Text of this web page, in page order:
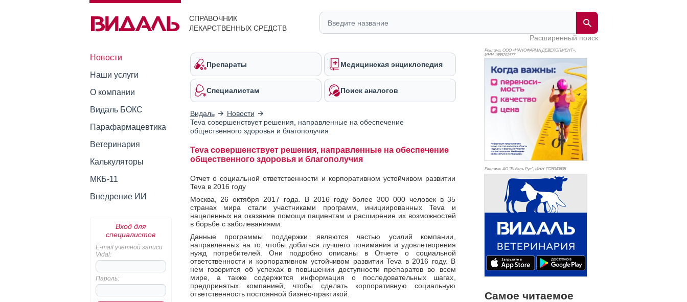
СПРАВОЧНИК
ЛЕКАРСТВЕННЫХ СРЕДСТВ
Расширенный поиск
Новости
Наши услуги
О компании
Видаль БОКС
Парафармацевтика
Ветеринария
Калькуляторы
МКБ-11
Внедрение ИИ
Вход для
специалистов
E-mail учетной записи
Vidal:
Пароль:
Препараты Медицинская энциклопедия
Специалистам Поиск аналогов
Видаль
Новости
Teva совершенствует решения, направленные на обеспечение
общественного здоровья и благополучия
Teva совершенствует решения, направленные на обеспечение
общественного здоровья и благополучия
Отчет о социальной ответственности и корпоративном устойчивом развитии
Teva в 2016 году
Москва, 26 октября 2017 года. В 2016 году более 300 000 человек в 35
странах мира стали участниками программ, инициированных Teva и
нацеленных на оказание помощи пациентам и расширение их возможностей
в борьбе с заболеваниями.
Данные программы поддержки являются частью усилий компании,
направленных на то, чтобы добиться лучшего понимания и удовлетворения
нужд потребителей. Они подробно описаны в Отчете о социальной
ответственности и корпоративном устойчивом развитии Teva в 2016 году. В
нем говорится об успехах в повышении доступности препаратов во всем
мире, а также содержится информация о последовательных шагах,
предпринятых компанией, чтобы сделать корпоративную социальную
ответственность постоянной бизнес-практикой.
Реклама. ООО «НАНОФАРМА ДЕВЕЛОПМЕНТ»,
ИНН 1655283577
Реклама. АО "Видаль Рус", ИНН 7728043605
Самое читаемое